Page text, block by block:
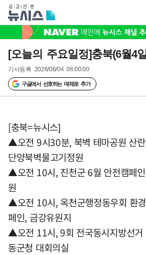
[오늘의 주요일정]충북(6월4
기사등록 2026/06/04 06:00:00
구글에서 선호하는 매체로 추가
[충북=뉴시스]
▲오전 9시30분, 북벽 테마공원 산
단양북벽물고기정원
▲오전 10시, 진천군 6월 안전캠페
원
▲오전 10시, 옥천군행정동우회 환
페인, 금강유원지
▲오전 11시, 9회 전국동시지방선거
동군청 대회의실